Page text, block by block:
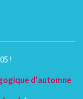
!
d'automne